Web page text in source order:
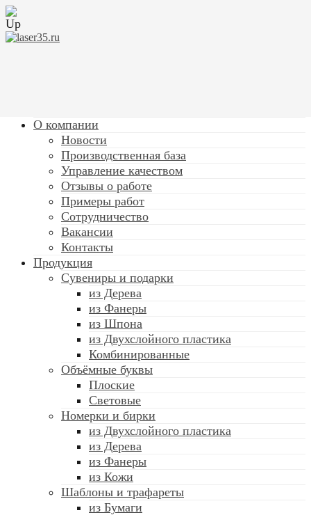
О компании
Новости
Производственная база
Управление качеством
Отзывы о работе
Примеры работ
Сотрудничество
Вакансии
Контакты
Продукция
Сувениры и подарки
из Дерева
из Фанеры
из Шпона
из Двухслойного пластика
Комбинированные
Объёмные буквы
Плоские
Световые
Номерки и бирки
из Двухслойного пластика
из Дерева
из Фанеры
из Кожи
Шаблоны и трафареты
из Бумаги